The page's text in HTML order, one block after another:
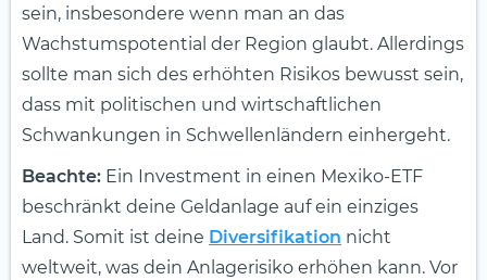
sein, insbesondere wenn man an das
Wachstumspotential der Region glaubt. Allerdings
sollte man sich des erhöhten Risikos bewusst sein,
dass mit politischen und wirtschaftlichen
Schwankungen in Schwellenländern einhergeht.
Beachte: Ein Investment in einen Mexiko-ETF
beschränkt deine Geldanlage auf ein einziges
Land. Somit ist deine Diversifikation nicht
weltweit, was dein Anlagerisiko erhöhen kann. Vor